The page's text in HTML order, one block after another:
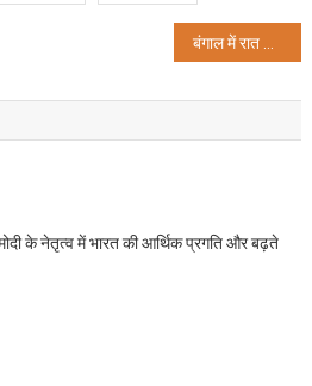
के नेतृत्व में भारत की आर्थिक प्रगति और बढ़ते